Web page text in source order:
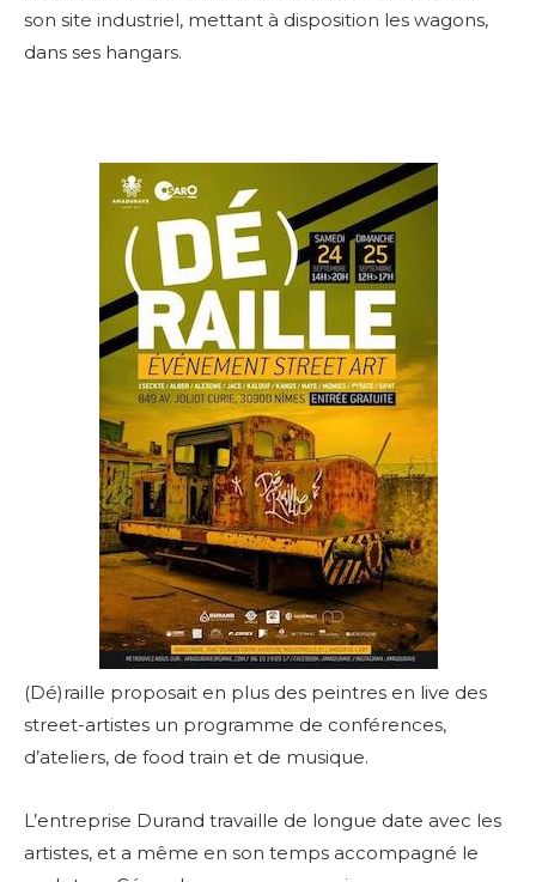
son site industriel, mettant à disposition les wagons,
dans ses hangars.
(Dé)raille proposait en plus des peintres en live des
street-artistes un programme de conférences,
d’ateliers, de food train et de musique.
L’entreprise Durand travaille de longue date avec les
artistes, et a même en son temps accompagné le